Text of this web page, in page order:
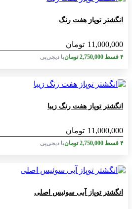
انگشتر توپاز هفت رنگ
11,000,000 تومان
۴ قسط 2,750,000 تومانبا دیجی‌پی
انگشتر توپاز هفت رنگ زیبا
11,000,000 تومان
۴ قسط 2,750,000 تومانبا دیجی‌پی
انگشتر توپاز آبی سوئیس اصلی